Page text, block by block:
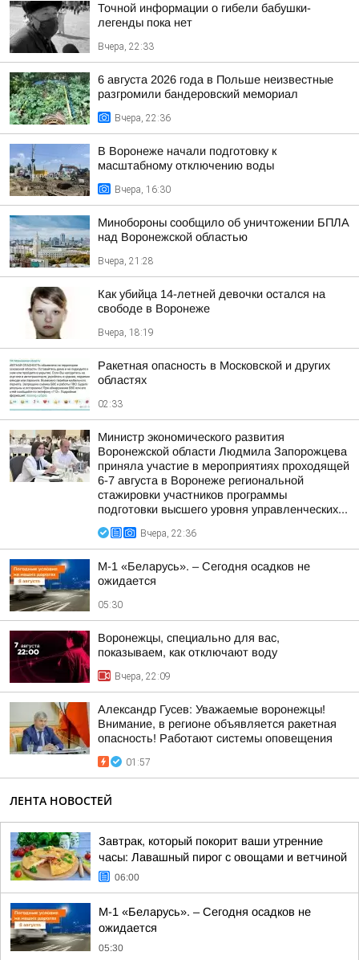
Точной информации о гибели бабушки-
легенды пока нет
Вчера, 22:33
6 августа 2026 года в Польше неизвестные
разгромили бандеровский мемориал
Вчера, 22:36
В Воронеже начали подготовку к
масштабному отключению воды
Вчера, 16:30
Минобороны сообщило об уничтожении БПЛА
над Воронежской областью
Вчера, 21:28
Как убийца 14-летней девочки остался на
свободе в Воронеже
Вчера, 18:19
Ракетная опасность в Московской и других
областях
02:33
Министр экономического развития
Воронежской области Людмила Запорожцева
приняла участие в мероприятиях проходящей
6-7 августа в Воронеже региональной
стажировки участников программы
подготовки высшего уровня управленческих...
Вчера, 22:36
М-1 «Беларусь». – Сегодня осадков не
ожидается
05:30
Воронежцы, специально для вас,
показываем, как отключают воду
Вчера, 22:09
Александр Гусев: Уважаемые воронежцы!
Внимание, в регионе объявляется ракетная
опасность! Работают системы оповещения
01:57
ЛЕНТА НОВОСТЕЙ
Завтрак, который покорит ваши утренние
часы: Лавашный пирог с овощами и ветчиной
06:00
М-1 «Беларусь». – Сегодня осадков не
ожидается
05:30